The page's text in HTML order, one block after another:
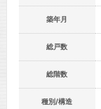
築年月
総戸数
総階数
種別/構造